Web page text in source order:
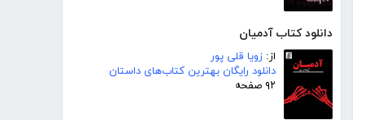
دانلود کتاب آدمیان
از: زویا قلی پور
دانلود رایگان بهترین کتاب‌های داستان
۹۲ صفحه